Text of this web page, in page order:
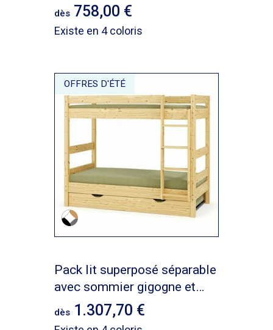
dès 758,00
Existe en 4 coloris
OFFRES D'ÉTÉ
Pack lit superposé séparable
avec sommier gigogne et
matelas Aaron
dès 1.307,70